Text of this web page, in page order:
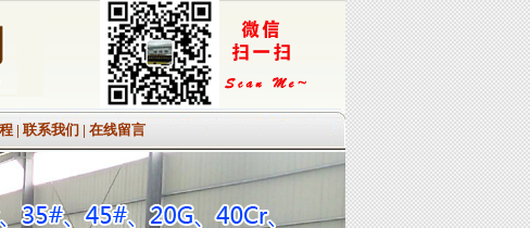
| 联系我们 | 在线留言